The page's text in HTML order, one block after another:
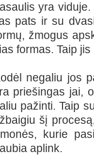
yra
pats ir su
žmogus
formas. Taip
negaliu jos
priešingas jai,
pažinti. Taip
šį
kurie
aplink.